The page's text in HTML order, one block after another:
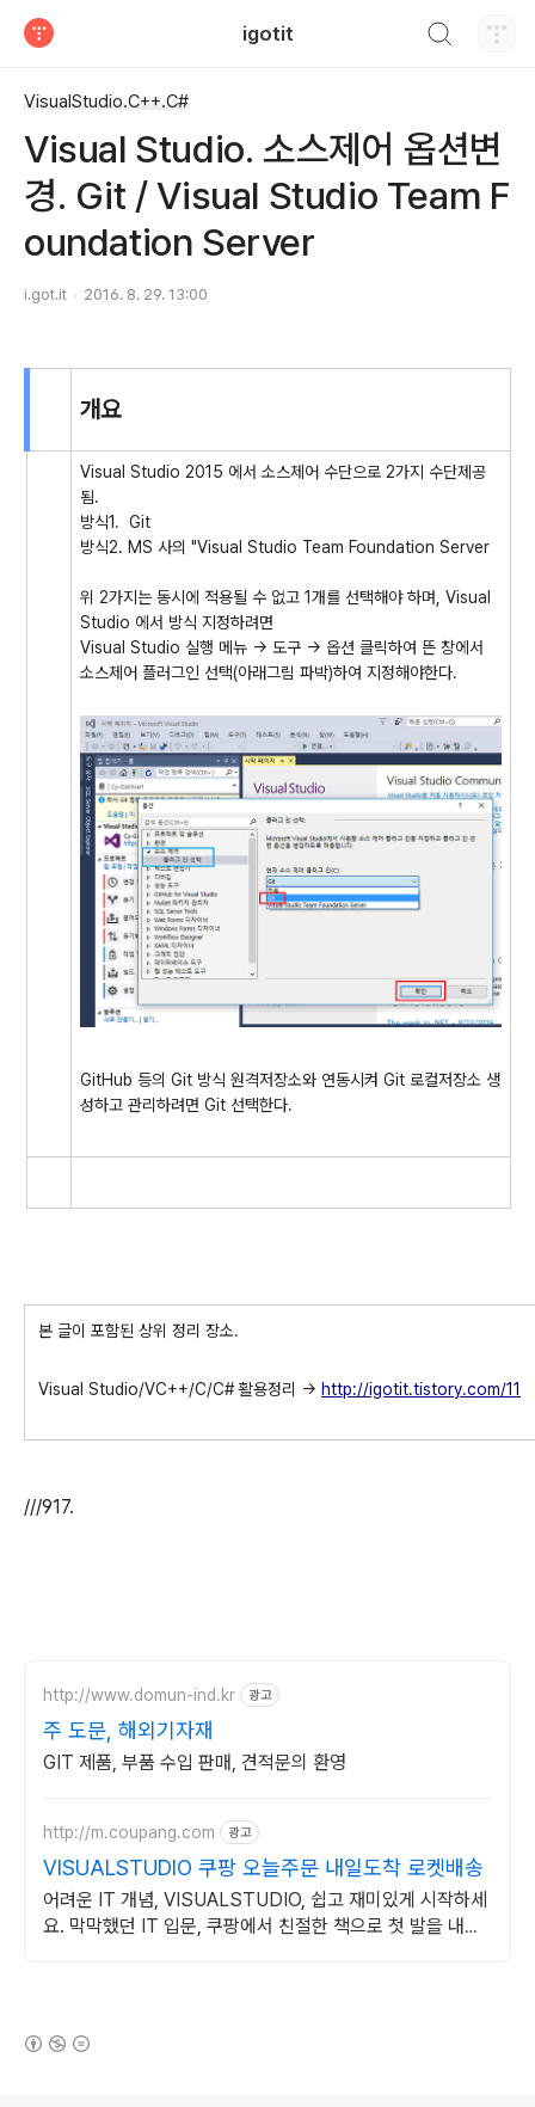
igotit
VisualStudio.C++.C#
Visual Studio. 소스제어 옵션변
경. Git / Visual Studio Team F
oundation Server
i.got.it 2016. 8. 29. 13:00
개요
Visual Studio 2015 에서 소스제어 수단으로 2가지 수단제공
됨.
방식1. Git
방식2. MS 사의 "Visual Studio Team Foundation Server
위 2가지는 동시에 적용될 수 없고 1개를 선택해야 하며, Visual
Studio 에서 방식 지정하려면
Visual Studio 실행 메뉴 -> 도구 -> 옵션 클릭하여 뜬 창에서
소스제어 플러그인 선택(아래그림 파박)하여 지정해야한다.
GitHub 등의 Git 방식 원격저장소와 연동시켜 Git 로컬저장소 생
성하고 관리하려면 Git 선택한다.
본 글이 포함된 상위 정리 장소.
Visual Studio/VC++/C/C# 활용정리 -> http://igotit.tistory.com/11
///917.
http://www.domun-ind.kr 광고
주 도문, 해외기자재
GIT 제품, 부품 수입 판매, 견적문의 환영
http://m.coupang.com 광고
VISUALSTUDIO 쿠팡 오늘주문 내일도착 로켓배송
어려운 IT 개념, VISUALSTUDIO, 쉽고 재미있게 시작하세
요. 막막했던 IT 입문, 쿠팡에서 친절한 책으로 첫 발을 내딛